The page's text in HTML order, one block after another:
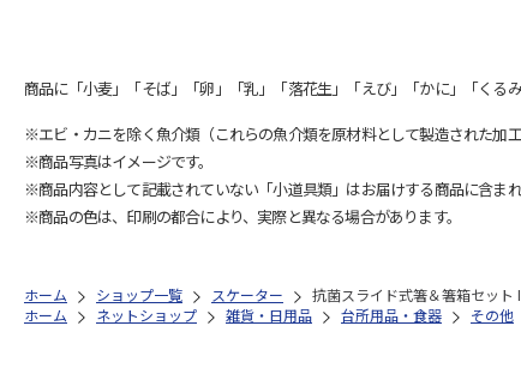
商品に「小麦」「そば」「卵」「乳」「落花生」「えび」「かに」「くる
※エビ・カニを除く魚介類（これらの魚介類を原材料として製造された加
※商品写真はイメージです。
※商品内容として記載されていない「小道具類」はお届けする商品に含まれ
※商品の色は、印刷の都合により、実際と異なる場合があります。
ホーム ショップ一覧 スケーター
抗菌スライド式箸＆箸箱セット
ホーム
ネットショップ 雑貨・日用品 台所用品・食器 その他